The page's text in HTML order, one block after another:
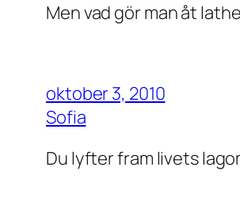
Men vad gör man åt
oktober 3, 2010
Sofia
Du lyfter fram livets